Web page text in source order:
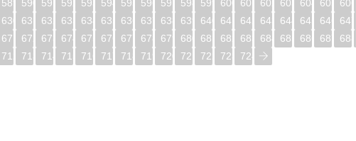
589 590 591 592 593 594 595 596 597 598 599 600 601 602 603 604 605 606
630 631 632 633 634 635 636 637 638 639 640 641 642 643 644 645 646 647
671 672 673 674 675 676 677 678 679 680 681 682 683 684 685 686 687 688
712 713 714 715 716 717 718 719 720 721 722 723 724